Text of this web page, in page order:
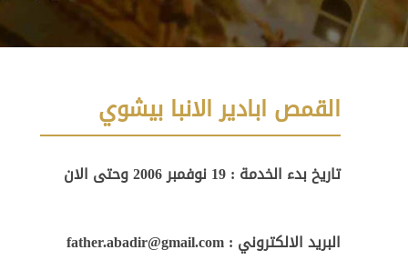
القمص ابادير الانبا بيشوي
تاريخ بدء الخدمة : 19 نوفمبر 2006 وحتى الان
البريد الالكتروني : father.abadir@gmail.com